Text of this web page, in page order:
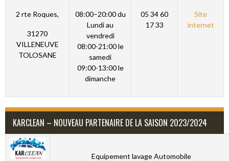
2 rte Roques,
31270
VILLENEUVE
TOLOSANE
08:00–20:00 du
Lundi au
vendredi
08:00-21:00 le
samedi
09:00-13:00 le
dimanche
05 34 60
17 33
Site
internet
KARCLEAN – NOUVEAU PARTENAIRE DE LA SAISON 2023/2024
Equipement lavage Automobile